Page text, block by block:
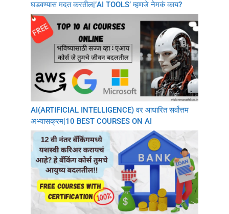
घडवण्यास मदत करतील|’AI TOOLS’ म्हणजे नेमकं काय?
AI(ARTIFICIAL INTELLIGENCE) वर आधारित सर्वोत्तम
अभ्यासक्रम|10 BEST COURSES ON AI